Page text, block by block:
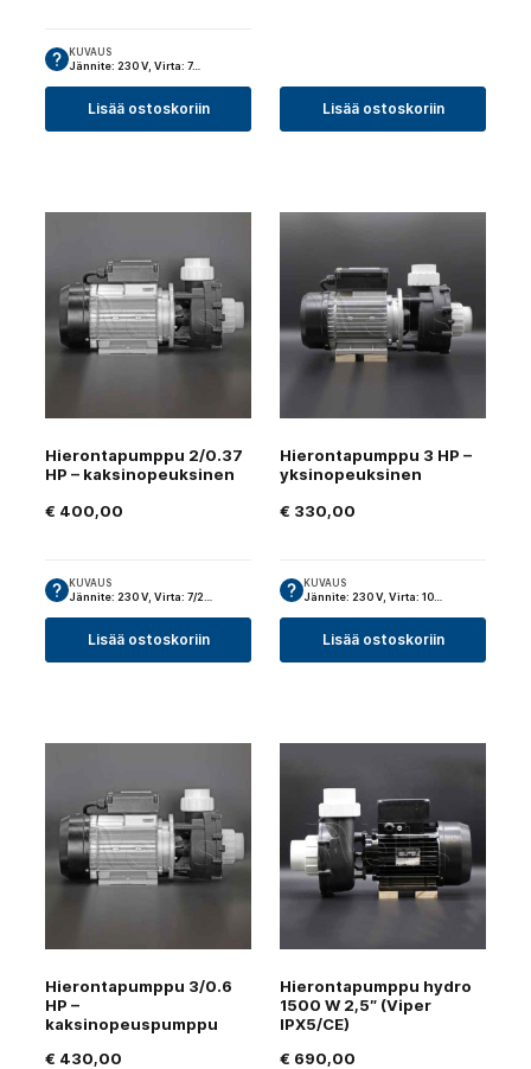
KUVAUS
Jännite: 230 V, Virta: 7…
Lisää ostoskoriin Lisää ostoskoriin
Hierontapumppu 2/0.37
HP – kaksinopeuksinen
€ 400,00
KUVAUS
Jännite: 230 V, Virta: 7/2…
Lisää ostoskoriin
Hierontapumppu 3 HP –
yksinopeuksinen
€ 330,00
KUVAUS
Jännite: 230 V, Virta: 10…
Lisää ostoskoriin
Hierontapumppu 3/0.6
HP –
kaksinopeuspumppu
€ 430,00
Hierontapumppu hydro
1500 W 2,5″ (Viper
IPX5/CE)
€ 690,00